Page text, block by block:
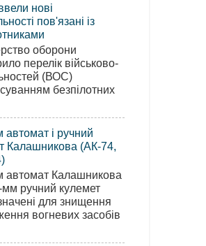
нові
пов'язані із
оборони
перелік військово-
(ВОС)
безпілотних
автомат і ручний
Калашникова (АК-74,
автомат Калашникова
мм ручний кулемет
для знищення
вогневих засобів